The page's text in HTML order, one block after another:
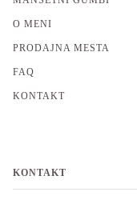
O MENI
PRODAJNA MESTA
FAQ
KONTAKT
KONTAKT